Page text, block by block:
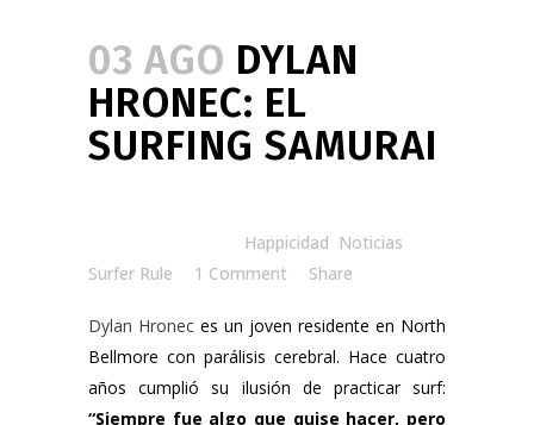
03 AGO DYLAN
HRONEC: EL
SURFING SAMURAI
Happicidad Noticias
Surfer Rule
1 Comment Share
Dylan Hronec es un joven residente en North
Bellmore con parálisis cerebral. Hace cuatro
años cumplió su ilusión de practicar surf:
“Siempre fue algo que quise hacer, pero